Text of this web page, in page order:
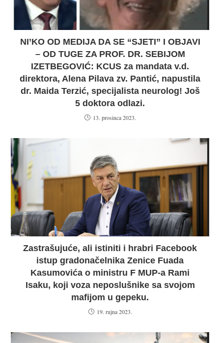
NI’KO OD MEDIJA DA SE “SJETI” I OBJAVI
– OD TUGE ZA PROF. DR. SEBIJOM
IZETBEGOVIĆ: KCUS za mandata v.d.
direktora, Alena Pilava zv. Pantić, napustila
dr. Maida Terzić, specijalista neurolog! Još
5 doktora odlazi.
13. prosinca 2023.
Zastrašujuće, ali istiniti i hrabri Facebook
istup gradonačelnika Zenice Fuada
Kasumovića o ministru F MUP-a Rami
Isaku, koji voza neposlušnike sa svojom
mafijom u gepeku.
19. rujna 2023.